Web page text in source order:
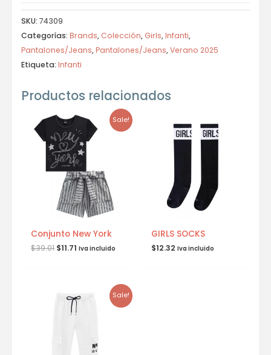
SKU: 74309
Categorías: Brands, Colección, Girls,Infanti,
Pantalones/Jeans,Pantalones/Jeans,Verano 2025
Etiqueta: Infanti
Productos relacionados
Sale!
Conjunto New York
$39.01 $11.71 Iva incluido
GIRLS SOCKS
$12.32 Iva incluido
Sale!